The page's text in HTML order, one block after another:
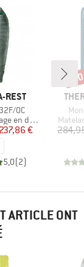
REST
0C
en duvet
réduit
237,86 €
5,0(2)
-
ARTICLE ONT